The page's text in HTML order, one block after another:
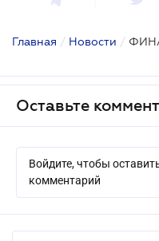
Главная / Новости /
Оставьте
Войдите, чтобы
комментарий